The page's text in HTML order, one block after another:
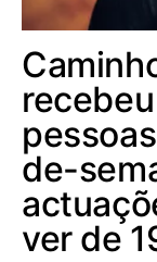
de-
ver de